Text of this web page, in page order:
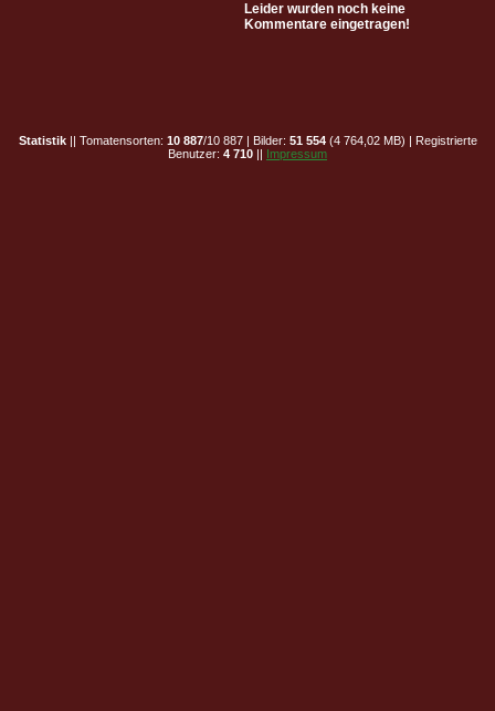
Leider wurden noch keine
Kommentare eingetragen!
Statistik|| Tomatensorten: 10 887/10 887 | Bilder: 51 554(4 764,02 MB) | Registrierte
Benutzer: 4 710 || Impressum